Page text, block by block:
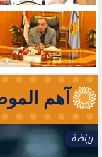
آهم
رياضة